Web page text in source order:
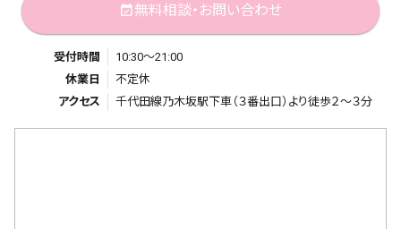
event_available無料相談・お問い合わせ
受付時間
10:30～21:00
休業日
不定休
アクセス
千代田線乃木坂駅下車（３番出口）より徒歩２～３分